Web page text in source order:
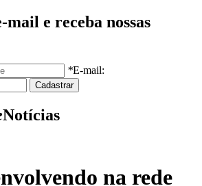
mail e receba nossas
*E-mail:
Notícias
na rede